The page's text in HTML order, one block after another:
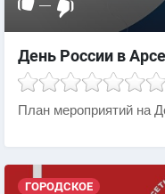
—
День России в
План мероприятий на
ГОРОДСКОЕ